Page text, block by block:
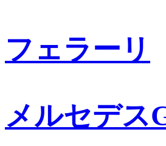
フェラーリ
メルセデス